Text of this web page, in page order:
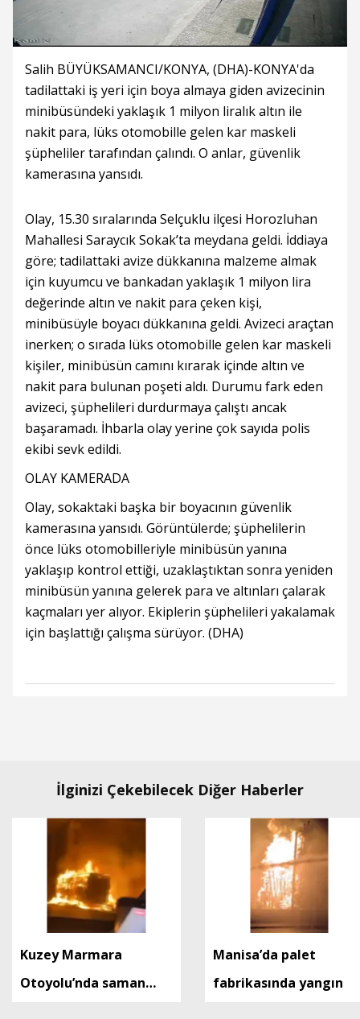
Salih BÜYÜKSAMANCI/KONYA, (DHA)-KONYA'da
tadilattaki iş yeri için boya almaya giden avizecinin
minibüsündeki yaklaşık 1 milyon liralık altın ile
nakit para, lüks otomobille gelen kar maskeli
şüpheliler tarafından çalındı. O anlar, güvenlik
kamerasına yansıdı.
Olay, 15.30 sıralarında Selçuklu ilçesi Horozluhan
Mahallesi Saraycık Sokak’ta meydana geldi. İddiaya
göre; tadilattaki avize dükkanına malzeme almak
için kuyumcu ve bankadan yaklaşık 1 milyon lira
değerinde altın ve nakit para çeken kişi,
minibüsüyle boyacı dükkanına geldi. Avizeci araçtan
inerken; o sırada lüks otomobille gelen kar maskeli
kişiler, minibüsün camını kırarak içinde altın ve
nakit para bulunan poşeti aldı. Durumu fark eden
avizeci, şüphelileri durdurmaya çalıştı ancak
başaramadı. İhbarla olay yerine çok sayıda polis
ekibi sevk edildi.
OLAY KAMERADA
Olay, sokaktaki başka bir boyacının güvenlik
kamerasına yansıdı. Görüntülerde; şüphelilerin
önce lüks otomobilleriyle minibüsün yanına
yaklaşıp kontrol ettiği, uzaklaştıktan sonra yeniden
minibüsün yanına gelerek para ve altınları çalarak
kaçmaları yer alıyor. Ekiplerin şüphelileri yakalamak
için başlattığı çalışma sürüyor. (DHA)
İlginizi Çekebilecek Diğer Haberler
Kuzey Marmara
Otoyolu’nda saman
Manisa’da palet
fabrikasında yangın